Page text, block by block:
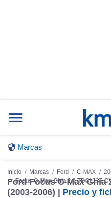
Marcas
Inicio Marcas Ford C-MAX
Focus C-Max Ghia 2.0 TDCi 135
Ford Focus C-Max Ghia
(2003-2006) | Precio y